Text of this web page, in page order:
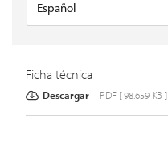
Ficha técnica
Descargar PDF [ 98.659 KB ]